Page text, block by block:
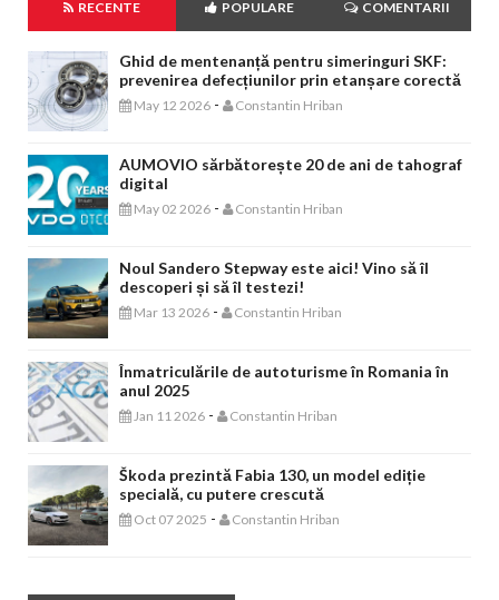
RECENTE POPULARE COMENTARII
Ghid de mentenanță pentru simeringuri SKF:
prevenirea defecțiunilor prin etanșare corectă
May 12 2026 - Constantin Hriban
AUMOVIO sărbătorește 20 de ani de tahograf
digital
May 02 2026 - Constantin Hriban
Noul Sandero Stepway este aici! Vino să îl
descoperi și să îl testezi!
Mar 13 2026 - Constantin Hriban
Înmatriculările de autoturisme în Romania în
anul 2025
Jan 11 2026 - Constantin Hriban
Škoda prezintă Fabia 130, un model ediție
specială, cu putere crescută
Oct 07 2025 - Constantin Hriban